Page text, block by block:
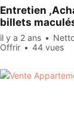
Entretien
billets
il y a 2 ans
Offrir
44 vues